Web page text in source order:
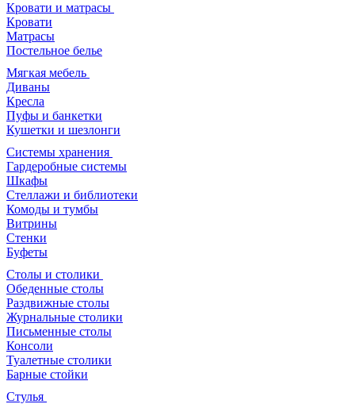
Кровати и матрасы
Кровати
Матрасы
Постельное белье
Мягкая мебель
Диваны
Кресла
Пуфы и банкетки
Кушетки и шезлонги
Системы хранения
Гардеробные системы
Шкафы
Стеллажи и библиотеки
Комоды и тумбы
Витрины
Стенки
Буфеты
Столы и столики
Обеденные столы
Раздвижные столы
Журнальные столики
Письменные столы
Консоли
Туалетные столики
Барные стойки
Стулья